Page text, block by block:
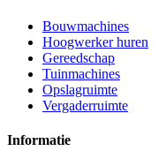
Bouwmachines
Hoogwerker huren
Gereedschap
Tuinmachines
Opslagruimte
Vergaderruimte
Informatie